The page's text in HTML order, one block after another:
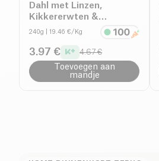
Dahl met Linzen,
Kikkererwten &
Kokosmelk bio
240g | 19.46 €/Kg
3.97 € 4.67 €
Toevoegen aan
mandje